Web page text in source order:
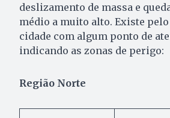
deslizamento de massa e
médio a muito alto. Existe
cidade com algum ponto de
indicando as zonas de perigo:
Região Norte